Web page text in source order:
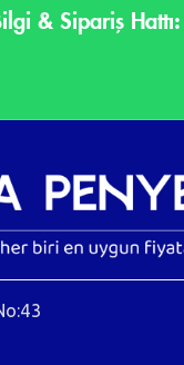
& Sipariş Hattı: